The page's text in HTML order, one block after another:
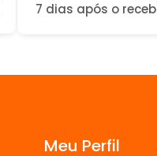
7 dias após o
Meu Perfil